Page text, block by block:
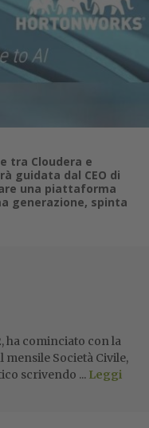
tra Cloudera e
guidata dal CEO di
una piattaforma
generazione, spinta
ha cominciato con la
mensile Società Civile,
scrivendo ... Leggi